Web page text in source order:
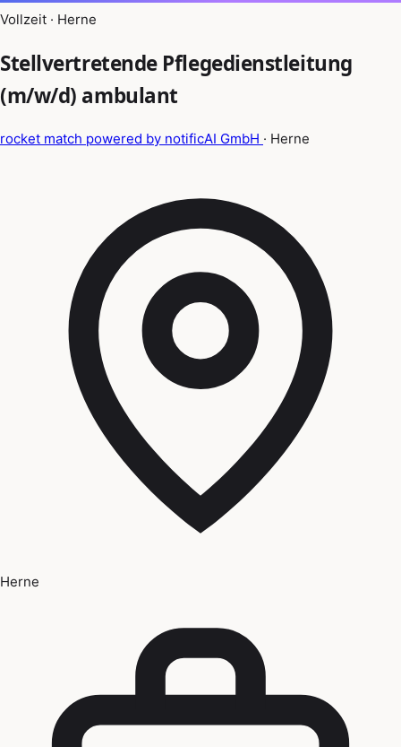
Vollzeit · Herne
Stellvertretende Pflegedienstleitung
(m/w/d) ambulant
rocket match powered by notificAI GmbH · Herne
Herne